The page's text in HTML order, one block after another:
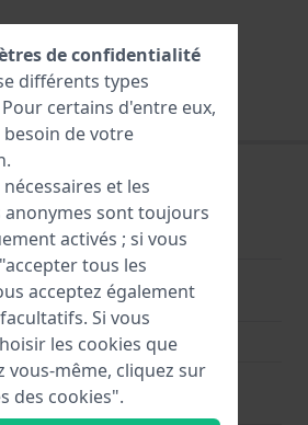
Caoutchouc
19 mm
19 mm
18 mm
de confidentialité
différents types
Pour certains d'entre eux,
besoin de votre
et les
sont toujours
activés ; si vous
tous les
acceptez également
Si vous
les cookies que
vous-même, cliquez sur
des cookies".